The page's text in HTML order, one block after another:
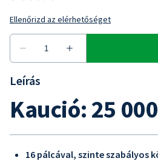
Leírás
Kaució: 25
16 pálcával, szinte szabályos